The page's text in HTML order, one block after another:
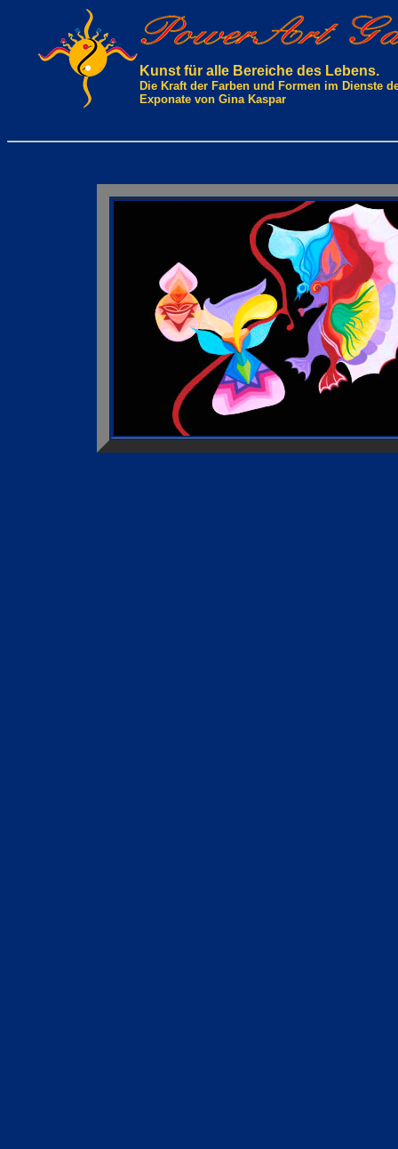
Kunst für alle Bereiche des Lebens.
Die Kraft der Farben und Formen im Dienste
Exponate von Gina Kaspar